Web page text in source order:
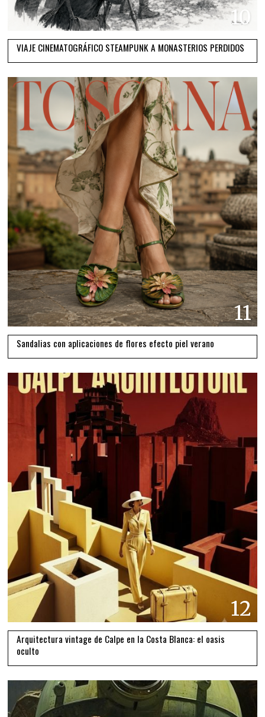
10
VIAJE CINEMATOGRÁFICO STEAMPUNK A MONASTERIOS PERDIDOS
11
Sandalias con aplicaciones de flores efecto piel verano
12
Arquitectura vintage de Calpe en la Costa Blanca: el oasis
oculto